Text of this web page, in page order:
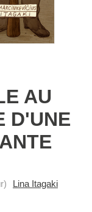
AU
D'UNE
Lina Itagaki